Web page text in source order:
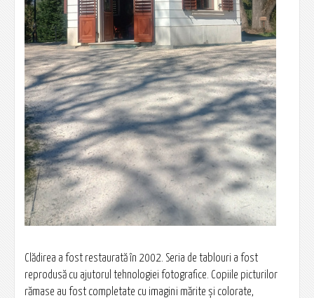
Clădirea a fost restaurată în 2002. Seria de tablouri a fost
reprodusă cu ajutorul tehnologiei fotografice. Copiile picturilor
rămase au fost completate cu imagini mărite și colorate,